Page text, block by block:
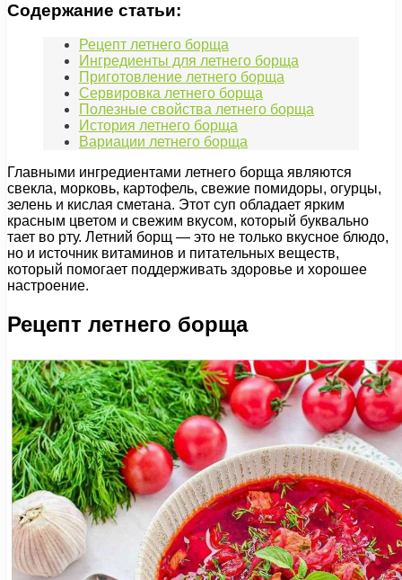
Содержание статьи:
Рецепт летнего борща
Ингредиенты для летнего борща
Приготовление летнего борща
Сервировка летнего борща
Полезные свойства летнего борща
История летнего борща
Вариации летнего борща
Главными ингредиентами летнего борща являются
свекла, морковь, картофель, свежие помидоры, огурцы,
зелень и кислая сметана. Этот суп обладает ярким
красным цветом и свежим вкусом, который буквально
тает во рту. Летний борщ — это не только вкусное блюдо,
но и источник витаминов и питательных веществ,
который помогает поддерживать здоровье и хорошее
настроение.
Рецепт летнего борща